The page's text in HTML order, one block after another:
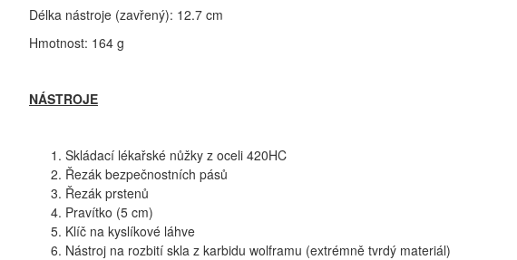
Délka nástroje (zavřený): 12.7 cm
Hmotnost: 164 g
NÁSTROJE
Skládací lékařské nůžky z oceli 420HC
Řezák bezpečnostních pásů
Řezák prstenů
Pravítko (5 cm)
Klíč na kyslíkové láhve
Nástroj na rozbití skla z karbidu wolframu (extrémně tvrdý materiál)